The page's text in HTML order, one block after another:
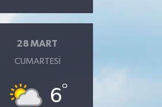
28 MART
CUMARTESI
6°